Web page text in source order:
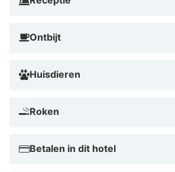
Ontbijt
Huisdieren
Roken
Betalen in dit hotel